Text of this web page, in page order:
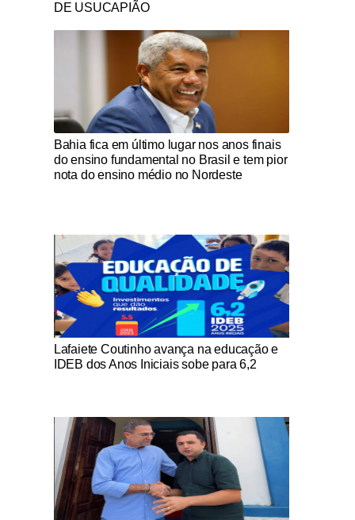
DE USUCAPIÃO
Notícias Católicas
Bahia fica em último lugar nos anos finais
do ensino fundamental no Brasil e tem pior
nota do ensino médio no Nordeste
Notícias Católicas
Lafaiete Coutinho avança na educação e
IDEB dos Anos Iniciais sobe para 6,2